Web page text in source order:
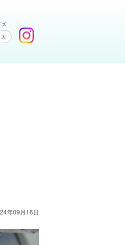
ズ
大
年09月16日